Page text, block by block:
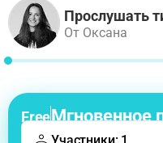
Прослушать
От Оксана
FreeМгновенное